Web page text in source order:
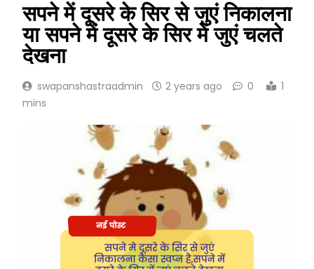
सपने में दूसरे के सिर से जुएं निकालना
या सपने में दूसरे के सिर में जुएं चलते
देखना
swapanshastraadmin 2 years ago 0
1
mins